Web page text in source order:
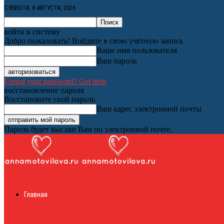
СУББОТА, 8 АВГУСТА, 2026
войти в систему
Добро пожаловать! Войдите в свою учётную запись
Ваше имя пользователя
Ваш пароль
Forgot your password? Get help
восстановление пароля
Восстановите свой пароль
Ваш адрес электронной почты
Пароль будет выслан Вам по электронной почте.
Главная